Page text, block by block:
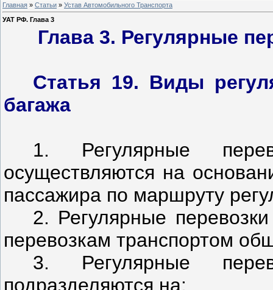
Главная » Статьи » Устав Автомобильного Транспорта
УАТ РФ. Глава 3
Глава 3. Регулярные
Статья 19. Виды
багажа
1. Регулярные
осуществляются на
пассажира по маршруту
2. Регулярные
перевозкам транспортом
3. Регулярные
подразделяются на: